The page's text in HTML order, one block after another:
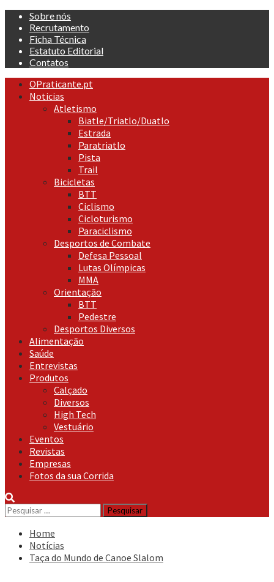
Skip
content
Sobre nós
Recrutamento
Ficha Técnica
Estatuto Editorial
Contatos
Primary
Menu
OPraticante.pt
Noticias
Atletismo
Biatle/Triatlo/Duatlo
Estrada
Paratriatlo
Pista
Trail
Bicicletas
BTT
Ciclismo
Cicloturismo
Paraciclismo
Desportos de Combate
Defesa Pessoal
Lutas Olímpicas
MMA
Orientação
BTT
Pedestre
Desportos Diversos
Alimentação
Saúde
Entrevistas
Produtos
Calçado
Diversos
High Tech
Vestuário
Eventos
Revistas
Empresas
Fotos da sua Corrida
Pesquisar
por:
Home
Notícias
Taça do Mundo de Canoe Slalom